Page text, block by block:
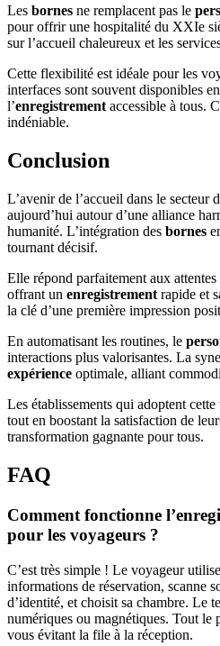
Les bornes ne remplacent pas le
pour offrir une hospitalité du XXIe
sur l’accueil chaleureux et les
Cette flexibilité est idéale pour les
interfaces sont souvent disponibles
l’enregistrement accessible à tous.
indéniable.
Conclusion
L’avenir de l’accueil dans le secteur
aujourd’hui autour d’une alliance
humanité. L’intégration des bornes
tournant décisif.
Elle répond parfaitement aux attentes
offrant un enregistrement rapide et
la clé d’une première impression
En automatisant les routines, le
interactions plus valorisantes. La
expérience optimale, alliant
Les établissements qui adoptent
tout en boostant la satisfaction de
transformation gagnante pour tous.
FAQ
Comment fonctionne
pour les voyageurs ?
C’est très simple ! Le voyageur
informations de réservation, scanne
d’identité, et choisit sa chambre. Le
numériques ou magnétiques. Tout le
vous évitant la file à la réception.